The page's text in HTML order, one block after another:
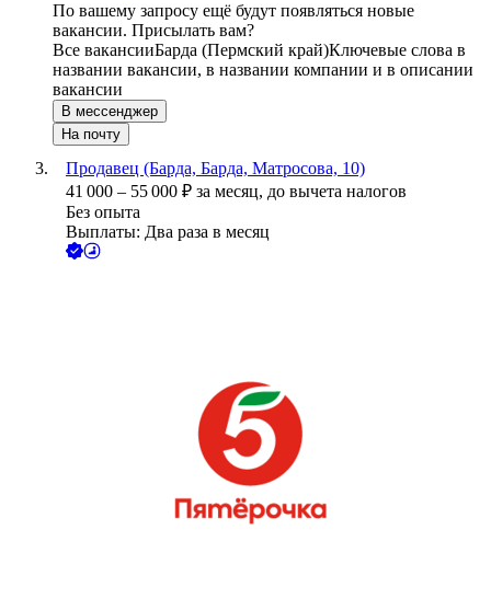
По вашему запросу ещё будут появляться новые
вакансии. Присылать вам?
Все вакансииБарда (Пермский край)Ключевые слова в
названии вакансии, в названии компании и в описании
вакансии
В мессенджер
На почту
Продавец (Барда, Барда, Матросова, 10)
41 000 – 55 000 ₽ за месяц, до вычета налогов
Без опыта
Выплаты: Два раза в месяц